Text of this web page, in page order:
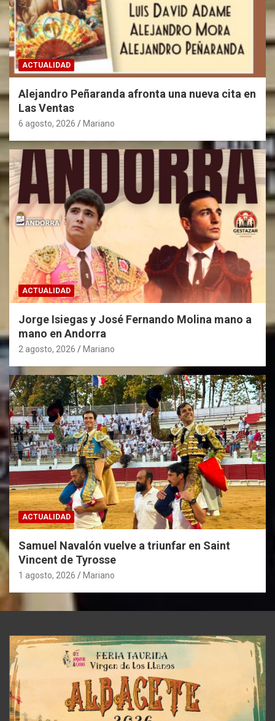
s
ACTUALIDAD
Alejandro Peñaranda afronta una nueva cita en
Las Ventas
6 agosto, 2026 Mariano
ACTUALIDAD
Jorge Isiegas y José Fernando Molina mano a
mano en Andorra
2 agosto, 2026 Mariano
ACTUALIDAD
Samuel Navalón vuelve a triunfar en Saint
Vincent de Tyrosse
1 agosto, 2026 Mariano